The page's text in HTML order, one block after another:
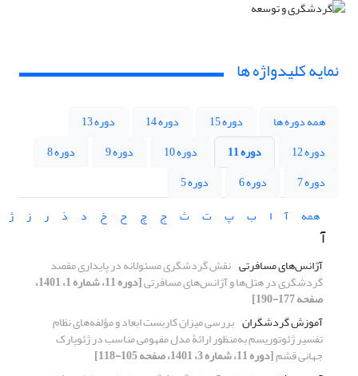
نمایه کلیدواژه ها
همه دوره ها دوره 15 دوره 14
دوره 13
دوره 12
دوره 11 دوره 10 دوره 9
دوره 8
دوره 7
دوره 6
دوره 5
همه
آ ا ب پ ت ث ج چ ح خ د ذ ر ز ژ
آ
آژانس‏‌های مسافرتی نقش گردشگری مسئولانه در پایداری مقصد
گردشگری در هتل‏‌ها و آژانس‏‌های مسافرتی [دوره 11، شماره 1، 1401،
صفحه 177-190]
آموزش گردشگران بررسی میزان کاربست ابعاد و مؤلفه‌های نظام
تفسیر ژئوتوریسم به‌منظور ارائۀ مدل مفهومی مناسب در ژئوپارک
جهانی قشم[دوره 11، شماره 3، 1401، صفحه 105-118]